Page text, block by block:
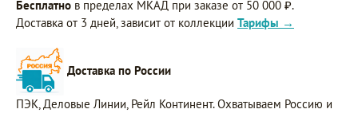
Бесплатно в пределах МКАД при заказе от 50 000 ₽.
Доставка от 3 дней, зависит от коллекции Тарифы →
Доставка по России
ПЭК, Деловые Линии, Рейл Континент. Охватываем Россию и